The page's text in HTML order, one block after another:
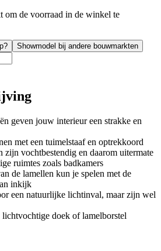
om de voorraad in de winkel te
Showmodel bij andere bouwmarkten
geven jouw interieur een strakke en
met een tuimelstaaf en optrekkoord
vochtbestendig en daarom uitermate
ruimtes zoals badkamers
de lamellen kun je spelen met de
inkijk
een natuurlijke lichtinval, maar zijn wel
lichtvochtige doek of lamelborstel